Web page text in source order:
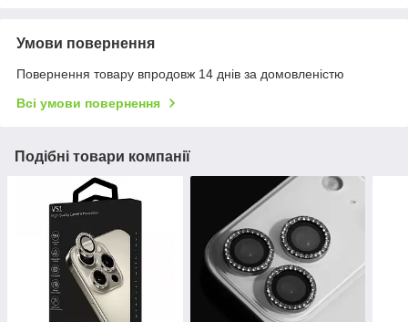
Умови повернення
Повернення товару впродовж 14 днів за домовленістю
Всі умови повернення
Подібні товари компанії